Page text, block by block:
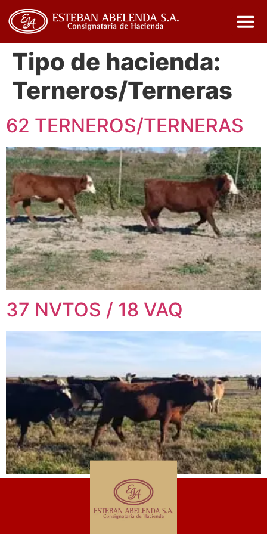
Tipo de hacienda:
Terneros/Terneras
62 TERNEROS/TERNERAS
37 NVTOS / 18 VAQ